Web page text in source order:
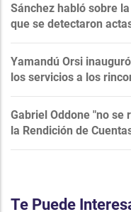
Sánchez habló sobre
que se detectaron
Yamandú Orsi
los servicios a los
Gabriel Oddone "no se
la Rendición de
Te Puede